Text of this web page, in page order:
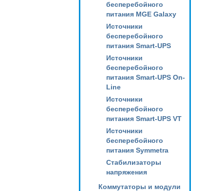
бесперебойного
питания MGE Galaxy
Источники
бесперебойного
питания Smart-UPS
Источники
бесперебойного
питания Smart-UPS On-
Line
Источники
бесперебойного
питания Smart-UPS VT
Источники
бесперебойного
питания Symmetra
Стабилизаторы
напряжения
Коммутаторы и модули